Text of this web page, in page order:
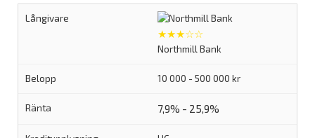
★★★☆☆
Northmill Bank
10 000 - 500 000 kr
7,9% - 25,9%